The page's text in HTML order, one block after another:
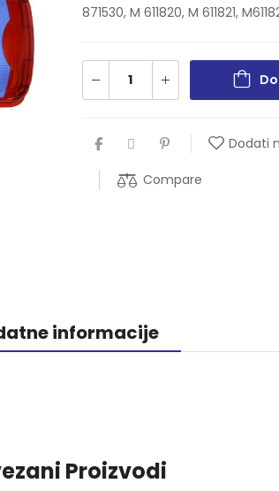
871530, M 611820, M 611821,
Dodati
Compare
informacije
Proizvodi